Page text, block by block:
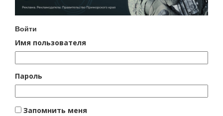
Войти
Имя пользователя
Пароль
Запомнить меня